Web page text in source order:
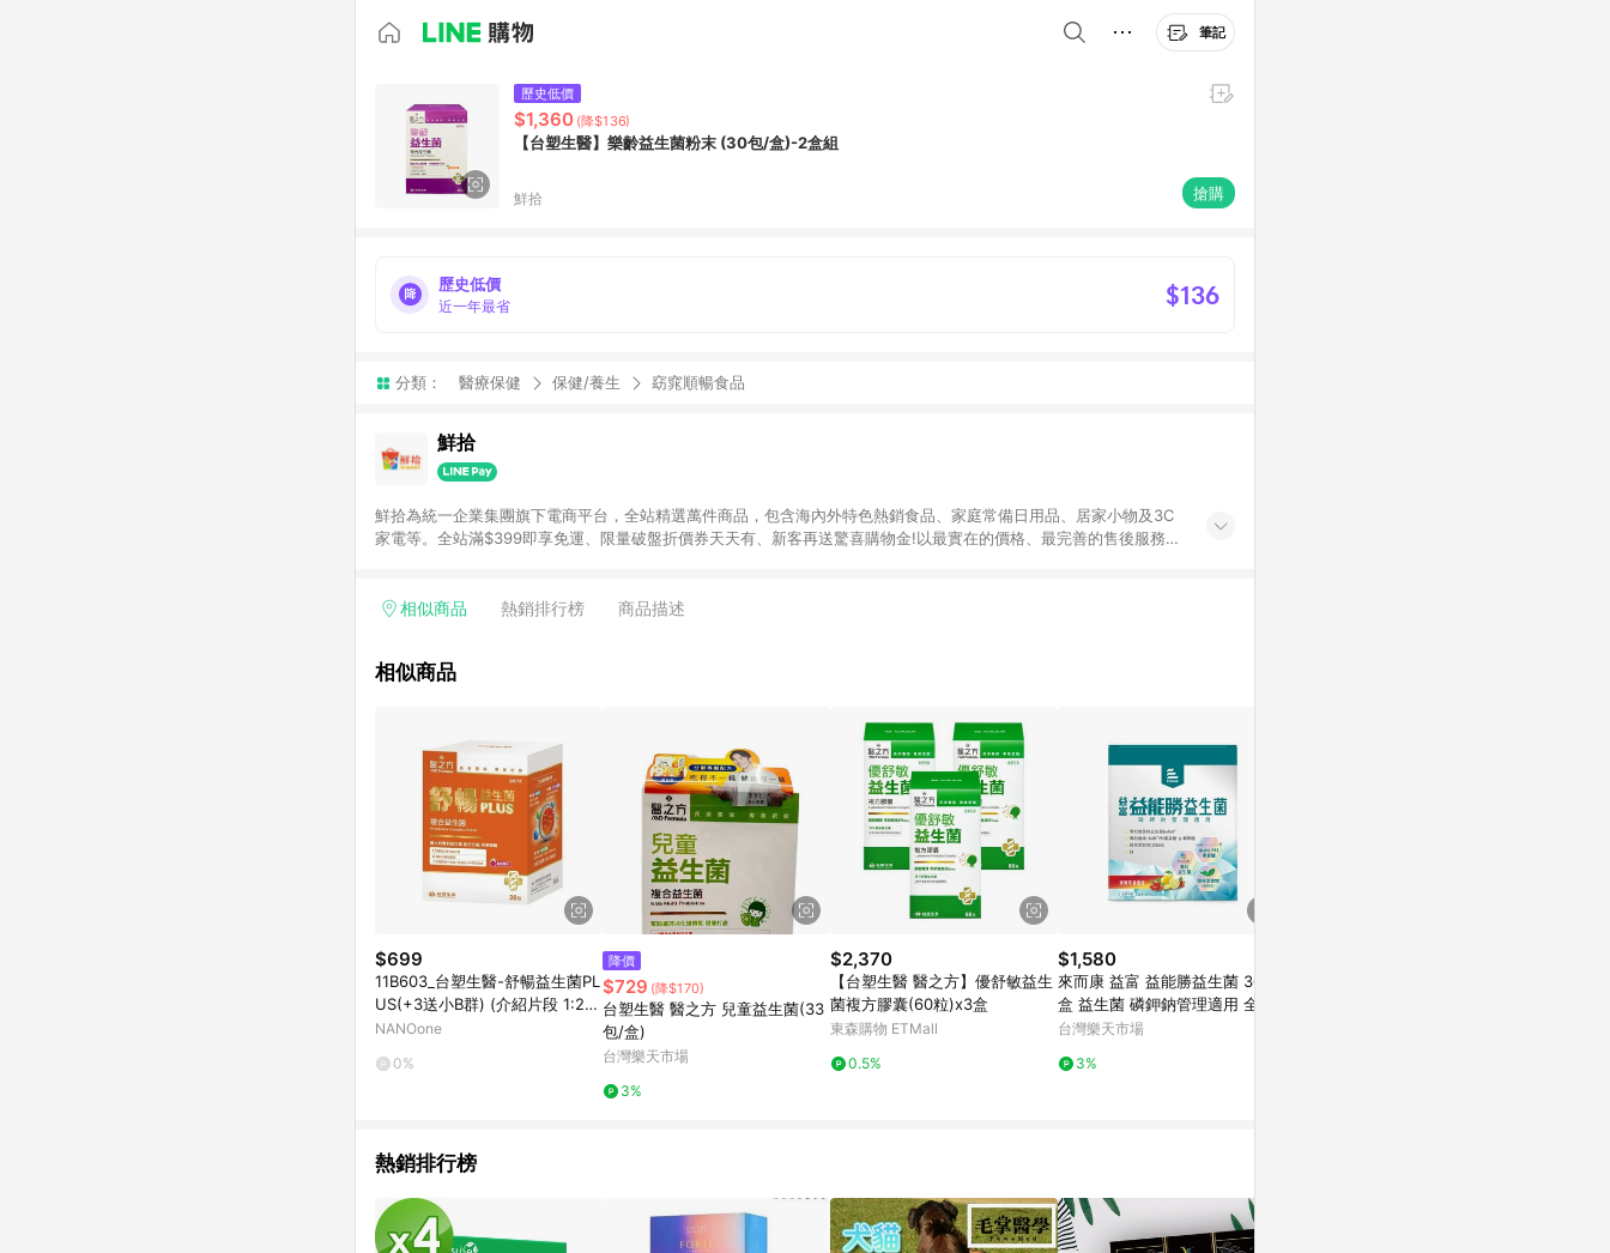
筆記
歷史低價
$1,360 (降$136)
【台塑生醫】樂齡益生菌粉末 (30包/盒)-2盒組
鮮拾 搶購
歷史低價
近一年最省 $136
分類： 醫療保健 保健/養生 窈窕順暢食品
鮮拾
鮮拾為統一企業集團旗下電商平台，全站精選萬件商品，包含海內外特色熱銷食品、家庭常備日用品、居家小物及3C
家電等。全站滿$399即享免運、限量破盤折價券天天有、新客再送驚喜購物金!以最實在的價格、最完善的售後服務，
相似商品 熱銷排行榜 商品描述
相似商品
$699
11B603_台塑生醫-舒暢益生菌PL
US(+3送小B群) (介紹片段 1:20:
30~1:30:00)
NANOone
0%
降價
$729 (降$170)
台塑生醫 醫之方 兒童益生菌(33
包/盒)
台灣樂天市場
3%
$2,370
【台塑生醫 醫之方】優舒敏益生
菌複方膠囊(60粒)x3盒
東森購物 ETMall
0.5%
$1,580
來而康 益富 益能勝益生菌 30包/
盒 益生菌 磷鉀鈉管理適用 全素
可食
台灣樂天市場
3%
熱銷排行榜